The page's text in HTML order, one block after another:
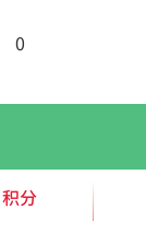
0
积分